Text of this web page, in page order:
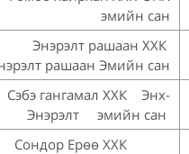
эмийн сан
Энэрэлт рашаан ХХК
рашаан Эмийн сан
Сэбэ гангамал ХХК Энх-
Энэрэлт эмийн сан
Сондор Ерөө ХХК